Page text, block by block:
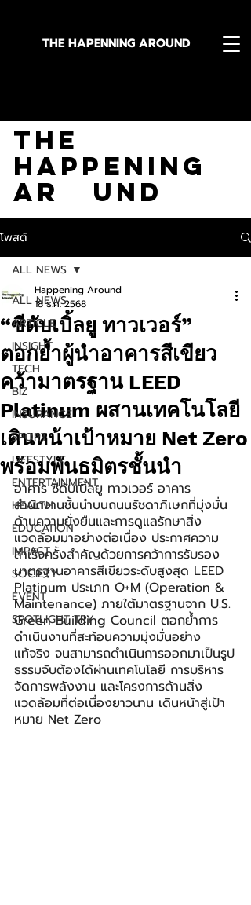
THE HAPENNING AROUND
The
Happening
Ar und
โพสต์
ALL NEWS
ARTICLE
INSIGHT
TECH
BIZ
INSURANCE
SPORT
LIFESTYLE
ENTERTAINMENT
HEALTH
EDUCATION
IMPACT
SOCIETY
EVENT
SPOTLIGHT TRY
ALL NEWS
“ซีดับเบิ้ลยู ทาวเวอร์”
ตอกย้ำผู้นำอาคารสีเขียว
คว้ามาตรฐาน LEED
Platinum ผสานเทคโนโลยี
เดินหน้าเป้าหมาย Net Zero
พร้อมพันธมิตรชั้นนำ
Happening Around
18 ธ.ค. 2568
อาคาร ซีดับเบิ้ลยู ทาวเวอร์ อาคาร
สำนักงานชั้นนำบนถนนรัชดาภิเษกที่มุ่งมั่น
ด้านความยั่งยืนและการดูแลรักษาสิ่ง
แวดล้อมมาอย่างต่อเนื่อง ประกาศความ
สำเร็จครั้งสำคัญด้วยการคว้าการรับรอง
มาตรฐานอาคารสีเขียวระดับสูงสุด LEED
Platinum ประเภท O+M (Operation &
Maintenance) ภายใต้มาตรฐานจาก U.S.
Green Building Council ตอกย้ำการ
ดำเนินงานที่สะท้อนความมุ่งมั่นอย่าง
แท้จริง จนสามารถดำเนินการออกมาเป็นรูป
ธรรมจับต้องได้ผ่านเทคโนโลยี การบริหาร
จัดการพลังงาน และโครงการด้านสิ่ง
แวดล้อมที่ต่อเนื่องยาวนาน เดินหน้าสู่เป้า
หมาย Net Zero